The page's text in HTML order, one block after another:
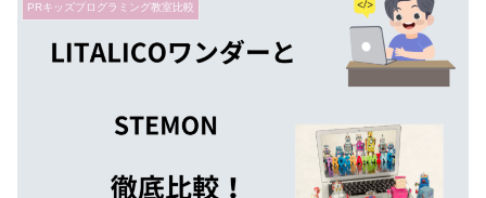
PRキッズプログラミング教室比較